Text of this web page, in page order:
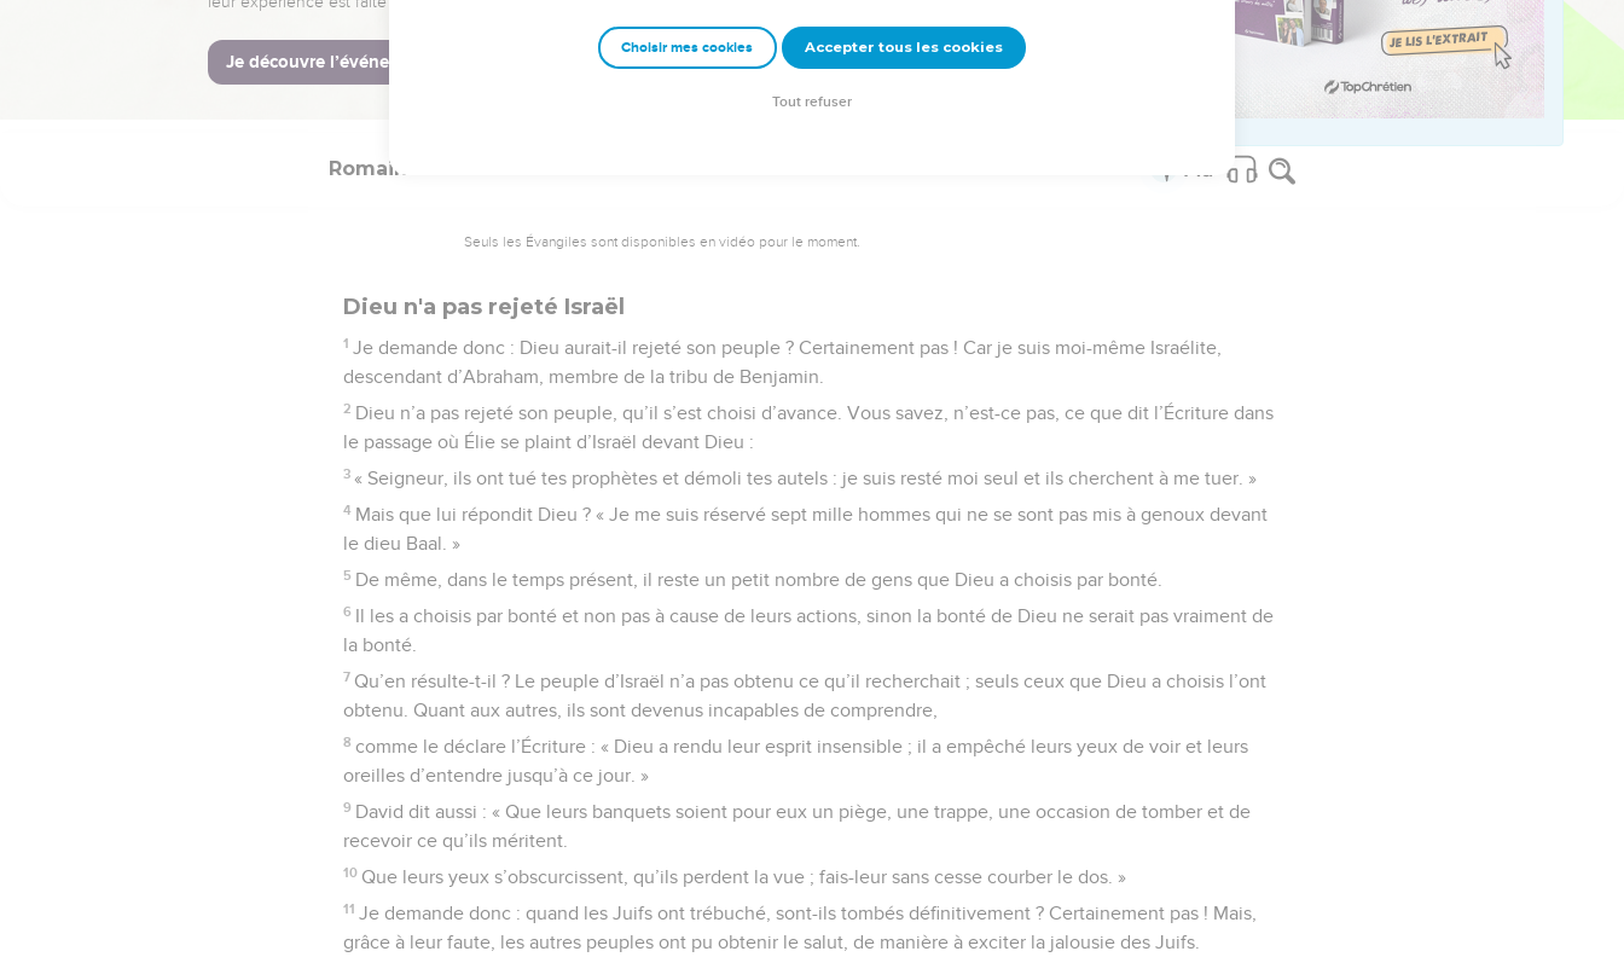
21 Mais au sujet d’Israël, il ajoute : « Tout le jour j’ai tendu les mains vers un peuple désobéissant et rebelle. »
© Société biblique française – Bibli’O, 1997, avec autorisation. Pour vous procurer une Bible imprimée, rendez-vous sur www.editionsbiblio.fr
Romains
Seuls les Évangiles sont disponibles en vidéo pour le moment.
Dieu n'a pas rejeté Israël
1 Je demande donc : Dieu aurait-il rejeté son peuple ? Certainement pas ! Car je suis moi-même Israélite,
descendant d’Abraham, membre de la tribu de Benjamin.
2 Dieu n’a pas rejeté son peuple, qu’il s’est choisi d’avance. Vous savez, n’est-ce pas, ce que dit l’Écriture dans
le passage où Élie se plaint d’Israël devant Dieu :
3 « Seigneur, ils ont tué tes prophètes et démoli tes autels : je suis resté moi seul et ils cherchent à me tuer. »
4 Mais que lui répondit Dieu ? « Je me suis réservé sept mille hommes qui ne se sont pas mis à genoux devant
le dieu Baal. »
5 De même, dans le temps présent, il reste un petit nombre de gens que Dieu a choisis par bonté.
6 Il les a choisis par bonté et non pas à cause de leurs actions, sinon la bonté de Dieu ne serait pas vraiment de
la bonté.
7 Qu’en résulte-t-il ? Le peuple d’Israël n’a pas obtenu ce qu’il recherchait ; seuls ceux que Dieu a choisis l’ont
obtenu. Quant aux autres, ils sont devenus incapables de comprendre,
8 comme le déclare l’Écriture : « Dieu a rendu leur esprit insensible ; il a empêché leurs yeux de voir et leurs
oreilles d’entendre jusqu’à ce jour. »
9 David dit aussi : « Que leurs banquets soient pour eux un piège, une trappe, une occasion de tomber et de
recevoir ce qu’ils méritent.
10 Que leurs yeux s’obscurcissent, qu’ils perdent la vue ; fais-leur sans cesse courber le dos. »
11 Je demande donc : quand les Juifs ont trébuché, sont-ils tombés définitivement ? Certainement pas ! Mais,
grâce à leur faute, les autres peuples ont pu obtenir le salut, de manière à exciter la jalousie des Juifs.
Choisir mes cookies Accepter tous les cookies
Tout refuser